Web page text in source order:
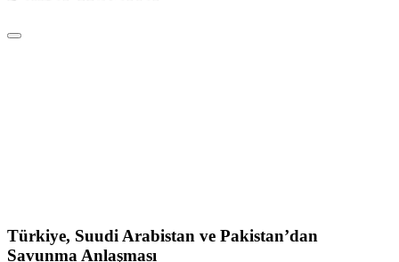
Türkiye, Suudi Arabistan ve Pakistan’dan
Savunma Anlaşması